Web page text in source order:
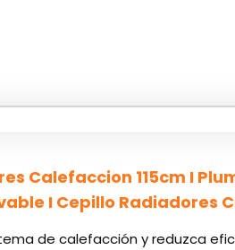
Calefaccion 115cm I
I Cepillo Radiadores
de calefacción y reduzca